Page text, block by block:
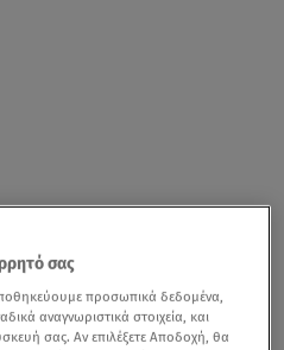
σας
προσωπικά δεδομένα,
αναγνωριστικά στοιχεία, και
σας. Αν επιλέξετε Αποδοχή, θα